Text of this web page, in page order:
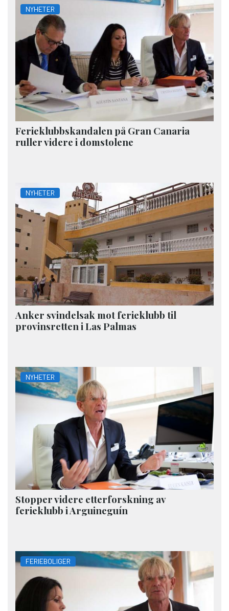
NYHETER
Ferieklubbskandalen på Gran Canaria
ruller videre i domstolene
NYHETER
Anker svindelsak mot ferieklubb til
provinsretten i Las Palmas
NYHETER
Stopper videre etterforskning av
ferieklubb i Arguineguín
FERIEBOLIGER